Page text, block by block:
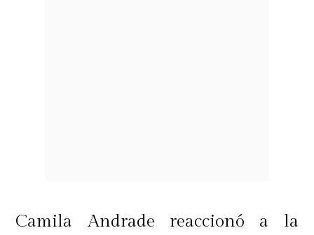
Camila Andrade reaccionó a la